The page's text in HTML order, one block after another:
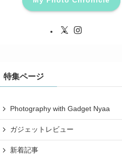
特集ページ
Photography with Gadget Nyaa
ガジェットレビュー
新着記事